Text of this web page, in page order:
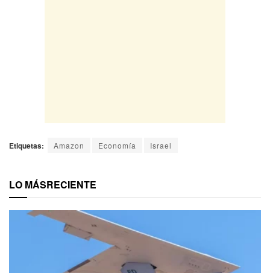
Etiquetas: Amazon Economía Israel
LO MÁSRECIENTE